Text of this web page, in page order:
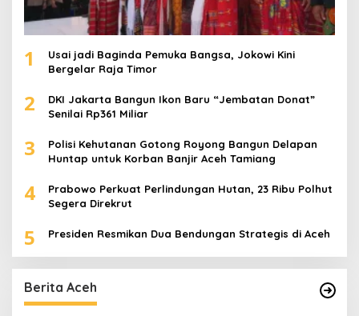
1
Usai jadi Baginda Pemuka Bangsa, Jokowi Kini
Bergelar Raja Timor
2
DKI Jakarta Bangun Ikon Baru “Jembatan Donat”
Senilai Rp361 Miliar
3
Polisi Kehutanan Gotong Royong Bangun Delapan
Huntap untuk Korban Banjir Aceh Tamiang
4
Prabowo Perkuat Perlindungan Hutan, 23 Ribu Polhut
Segera Direkrut
5 Presiden Resmikan Dua Bendungan Strategis di Aceh
Berita Aceh